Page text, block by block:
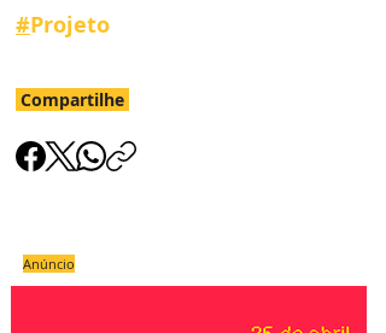
#Projeto
Compartilhe
Anúncio